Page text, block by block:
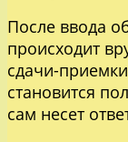
После ввода
происходит
сдачи-
становится
сам несет